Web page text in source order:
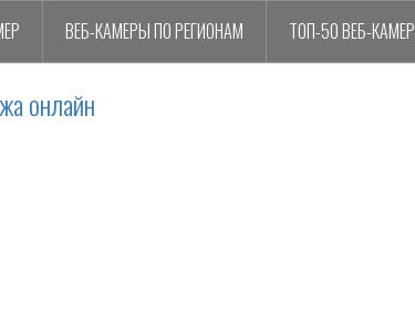
ВЕБ-КАМЕРЫ ПО РЕГИОНАМ ТОП-50 ВЕБ-КАМЕР
онлайн